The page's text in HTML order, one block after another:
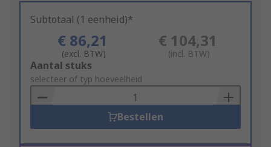
Subtotaal (1 eenheid)*
€ 86,21
(excl. BTW)
€ 104,31
(incl. BTW)
Add
to
Basket
Aantal stuks
selecteer of typ hoeveelheid
Bestellen